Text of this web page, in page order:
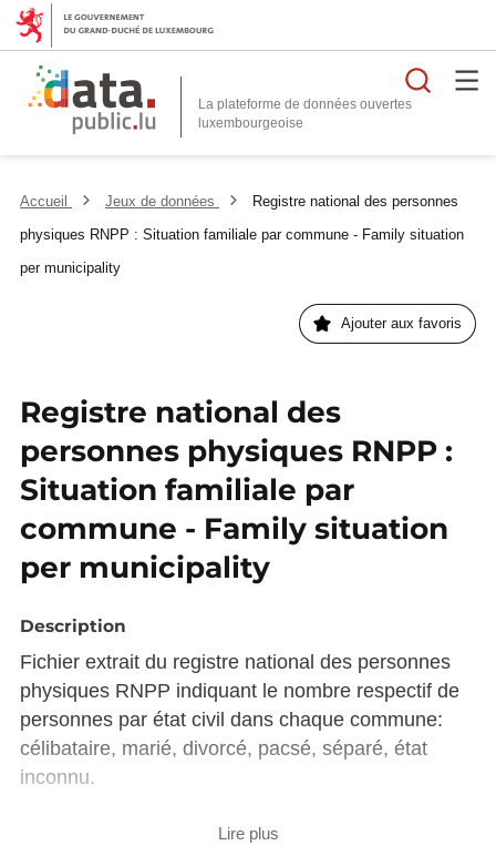
La plateforme de données ouvertes
Accueil Jeux de données
Registre national des personnes
physiques RNPP : Situation familiale par commune - Family situation
per municipality
Ajouter aux favoris
Registre national des
personnes physiques RNPP :
Situation familiale par
commune - Family situation
per municipality
Description
Fichier extrait du registre national des personnes
physiques RNPP indiquant le nombre respectif de
personnes par état civil dans chaque commune:
célibataire, marié, divorcé, pacsé, séparé, état
inconnu.
Extract from the national person register RNPP
Lire plus